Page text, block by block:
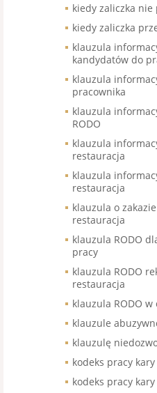
kiedy zaliczka
kiedy zaliczka
klauzula
kandydatów do
klauzula
pracownika
klauzula
RODO
klauzula
restauracja
klauzula
restauracja
klauzula o
restauracja
klauzula RODO
pracy
klauzula RODO
restauracja
klauzula RODO w
klauzule
klauzulę
kodeks pracy
kodeks pracy